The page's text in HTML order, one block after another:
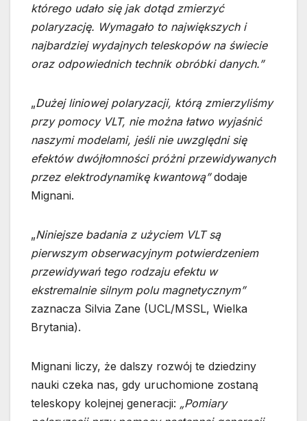
którego udało się jak dotąd zmierzyć
polaryzację. Wymagało to największych i
najbardziej wydajnych teleskopów na świecie
oraz odpowiednich technik obróbki danych.”
„Dużej liniowej polaryzacji, którą zmierzyliśmy
przy pomocy VLT, nie można łatwo wyjaśnić
naszymi modelami, jeśli nie uwzględni się
efektów dwójłomności próżni przewidywanych
przez elektrodynamikę kwantową”dodaje
Mignani.
„Niniejsze badania z użyciem VLT są
pierwszym obserwacyjnym potwierdzeniem
przewidywań tego rodzaju efektu w
ekstremalnie silnym polu magnetycznym”
zaznacza Silvia Zane (UCL/MSSL, Wielka
Brytania).
Mignani liczy, że dalszy rozwój te dziedziny
nauki czeka nas, gdy uruchomione zostaną
teleskopy kolejnej generacji: „Pomiary